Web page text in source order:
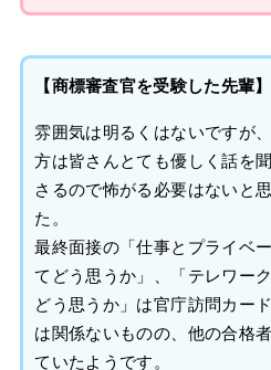
【商標審査官を受験した先輩】
雰囲気は明るくはないですが
方は皆さんとても優しく話を
さるので怖がる必要はないと
た。
最終面接の「仕事とプライベ
てどう思うか」、「テレワー
どう思うか」は官庁訪問カー
は関係ないものの、他の合格
ていたようです。